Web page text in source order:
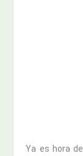
Ya es hora